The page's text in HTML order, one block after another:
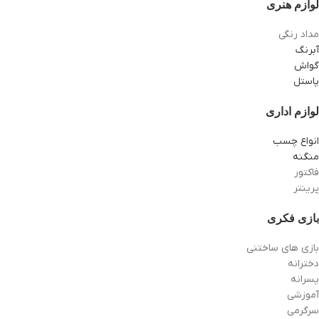
لوازم هنری
مداد رنگی
آبرنگ
گواش
پاستل
لوازم اداری
انواع چسب
منگنه
فاکتور
پرینتر
بازی فکری
بازی های ساختنی
دخترانه
پسرانه
آموزشی
سرگرمی